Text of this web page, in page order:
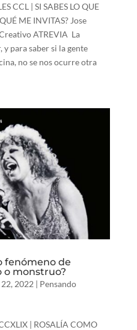
CCL | SI SABES LO QUE
ME INVITAS? Jose
ATREVIA La
para saber si la gente
no se nos ocurre otra
fenómeno de
o monstruo?
2022 | Pensando
| ROSALÍA COMO